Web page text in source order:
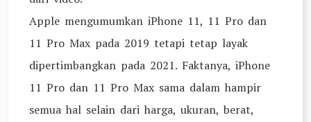
Apple mengumumkan iPhone 11, 11 Pro dan
11 Pro Max pada 2019 tetapi tetap layak
dipertimbangkan pada 2021. Faktanya, iPhone
11 Pro dan 11 Pro Max sama dalam hampir
semua hal selain dari harga, ukuran, berat,